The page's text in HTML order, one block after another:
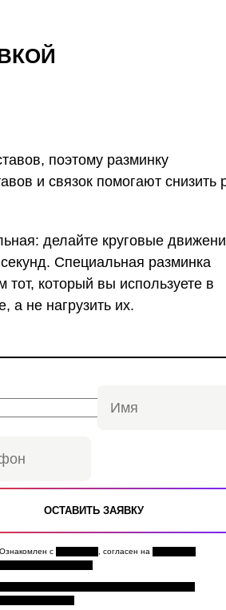
поэтому разминку
и связок помогают снизить
делайте круговые
Специальная разминка
который вы используете в
а не нагрузить их.
Ознакомлен с , согласен на